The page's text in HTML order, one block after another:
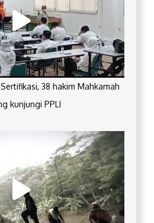
38 hakim Mahkamah
kunjungi PPLI